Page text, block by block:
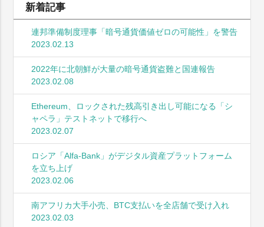
新着記事
連邦準備制度理事「暗号通貨価値ゼロの可能性」を警告
2023.02.13
2022年に北朝鮮が大量の暗号通貨盗難と国連報告
2023.02.08
Ethereum、ロックされた残高引き出し可能になる「シ
ャペラ」テストネットで移行へ
2023.02.07
ロシア「Alfa-Bank」がデジタル資産プラットフォーム
を立ち上げ
2023.02.06
南アフリカ大手小売、BTC支払いを全店舗で受け入れ
2023.02.03